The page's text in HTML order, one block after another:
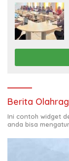
Berita
Ini contoh widget
anda bisa